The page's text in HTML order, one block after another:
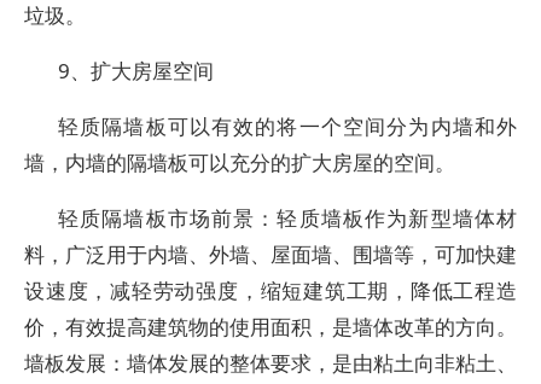
垃圾。
9、扩大房屋空间
轻质隔墙板可以有效的将一个空间分为内墙和外
墙，内墙的隔墙板可以充分的扩大房屋的空间。
轻质隔墙板市场前景：轻质墙板作为新型墙体材
料，广泛用于内墙、外墙、屋面墙、围墙等，可加快建
设速度，减轻劳动强度，缩短建筑工期，降低工程造
价，有效提高建筑物的使用面积，是墙体改革的方向。
墙板发展：墙体发展的整体要求，是由粘土向非粘土、